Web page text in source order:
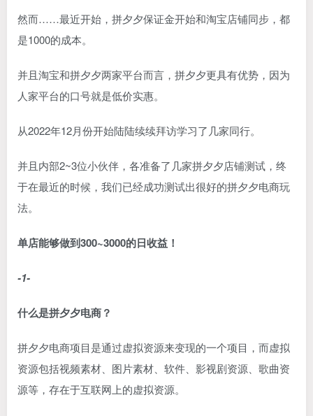
然而……最近开始，拼夕夕保证金开始和淘宝店铺同步，都
是1000的成本。
并且淘宝和拼夕夕两家平台而言，拼夕夕更具有优势，因为
人家平台的口号就是低价实惠。
从2022年12月份开始陆陆续续拜访学习了几家同行。
并且内部2~3位小伙伴，各准备了几家拼夕夕店铺测试，终
于在最近的时候，我们已经成功测试出很好的拼夕夕电商玩
法。
单店能够做到300~3000的日收益！
-1-
什么是拼夕夕电商？
拼夕夕电商项目是通过虚拟资源来变现的一个项目，而虚拟
资源包括视频素材、图片素材、软件、影视剧资源、歌曲资
源等，存在于互联网上的虚拟资源。